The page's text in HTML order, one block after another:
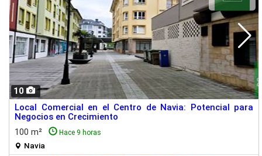
10
Local Comercial en el Centro de Navia: Potencial para
Negocios en Crecimiento
100 m²
Hace 9 horas
Navia